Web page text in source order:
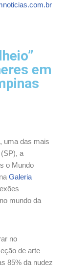
em
uma das mais
a
o Mundo
Galeria
mundo da
no
de arte
85% da nudez